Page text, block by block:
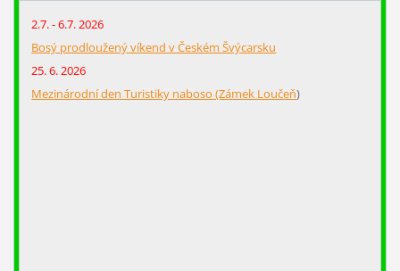
2.7. - 6.7. 2026
Bosý prodloužený víkend v Českém Švýcarsku
25. 6. 2026
Mezinárodní den Turistiky naboso (Zámek Loučeň)